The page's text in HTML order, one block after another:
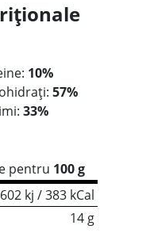
10%
57%
33%
pentru 100 g
kj / 383 kCal
14 g